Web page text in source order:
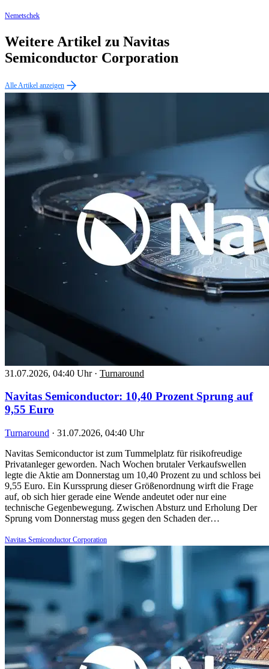
Nemetschek
Weitere Artikel zu Navitas
Semiconductor Corporation
Alle Artikel anzeigen
31.07.2026, 04:40 Uhr · Turnaround
Navitas Semiconductor: 10,40 Prozent Sprung auf
9,55 Euro
Turnaround · 31.07.2026, 04:40 Uhr
Navitas Semiconductor ist zum Tummelplatz für risikofreudige
Privatanleger geworden. Nach Wochen brutaler Verkaufswellen
legte die Aktie am Donnerstag um 10,40 Prozent zu und schloss bei
9,55 Euro. Ein Kurssprung dieser Größenordnung wirft die Frage
auf, ob sich hier gerade eine Wende andeutet oder nur eine
technische Gegenbewegung. Zwischen Absturz und Erholung Der
Sprung vom Donnerstag muss gegen den Schaden der…
Navitas Semiconductor Corporation